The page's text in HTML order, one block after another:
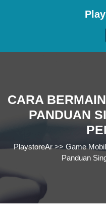
CARA
PANDUAN
PlaystoreAr>> Game
Panduan